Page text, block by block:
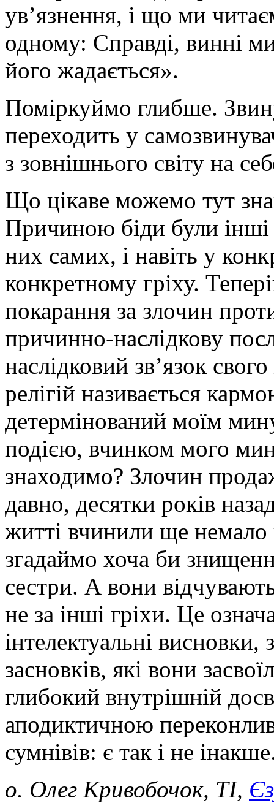
ув’язнення, і що ми
одному: Справді, винні
його жадається».
Поміркуймо глибше.
переходить у
з зовнішнього світу на
Що цікаве можемо тут
Причиною біди були
них самих, і навіть у
конкретному гріху.
покарання за злочин
причинно-наслідкову
наслідковий зв’язок
релігій називається
детермінований моїм
подією, вчинком мого
знаходимо? Злочин
давно, десятки років
житті вчинили ще немало
згадаймо хоча би
сестри. А вони
не за інші гріхи. Це
інтелектуальні висновки,
засновків, які вони
глибокий внутрішній
аподиктичною
сумнівів: є так і не
о. Олег Кривобочок, ТІ,